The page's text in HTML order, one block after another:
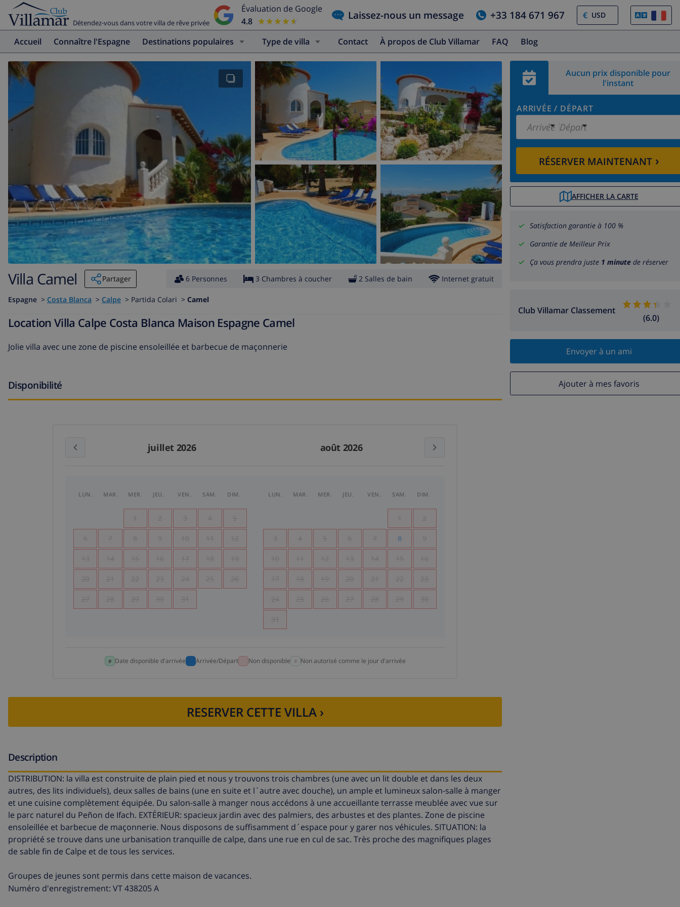
Détendez-vous dans votre villa de rêve privée
Évaluation de Google
4.8 ★★★★★
★★★★★ Laissez-nous un message +33 184 671 967 €
Accueil Connaître l'Espagne Destinations populaires Type de villa Contact À propos de Club Villamar FAQ Blog
Aucun prix disponible pour
l'instant
ARRIVÉE / DÉPART
Arrivée Départ
RÉSERVER MAINTENANT›
AFFICHER LA CARTE
Satisfaction garantie à 100 %
Garantie de Meilleur Prix
Ça vous prendra juste 1 minute de réserver
Club Villamar Classement
(6.0)
Envoyer à un ami
Ajouter à mes favoris
Villa Camel Partager 6 Personnes 3 Chambres à coucher 2 Salles de bain Internet gratuit
Espagne > Costa Blanca > Calpe > Partida Colari > Camel
Location Villa Calpe Costa Blanca Maison Espagne Camel
Jolie villa avec une zone de piscine ensoleillée et barbecue de maçonnerie
Disponibilité
juillet 2026 août 2026
LUN. MAR. MER. JEU. VEN. SAM. DIM.
1 2 3 4 5
6 7 8 9 10 11 12
13 14 15 16 17 18 19
20 21 22 23 24 25 26
27 28 29 30 31
LUN. MAR. MER. JEU. VEN. SAM. DIM.
1 2
3 4 5 6 7 8 9
10 11 12 13 14 15 16
17 18 19 20 21 22 23
24 25 26 27 28 29 30
31
Date disponible d'arrivée Arrivée/Départ Non disponible Non autorisé comme le jour d'arrivée
RESERVER CETTE VILLA ›
Description
DISTRIBUTION: la villa est construite de plain pied et nous y trouvons trois chambres (une avec un lit double et dans les deux
autres, des lits individuels), deux salles de bains (une en suite et l´autre avec douche), un ample et lumineux salon-salle à manger
et une cuisine complètement équipée. Du salon-salle à manger nous accédons à une accueillante terrasse meublée avec vue sur
le parc naturel du Peñon de Ifach. EXTÉRIEUR: spacieux jardin avec des palmiers, des arbustes et des plantes. Zone de piscine
ensoleillée et barbecue de maçonnerie. Nous disposons de suffisamment d´espace pour y garer nos véhicules. SITUATION: la
propriété se trouve dans une urbanisation tranquille de calpe, dans une rue en cul de sac. Très proche des magnifiques plages
de sable fin de Calpe et de tous les services.
Groupes de jeunes sont permis dans cette maison de vacances.
Numéro d'enregistrement: VT 438205 A